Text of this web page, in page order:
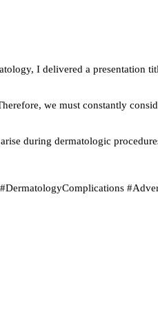
I delivered a presentation
we must constantly
during dermatologic